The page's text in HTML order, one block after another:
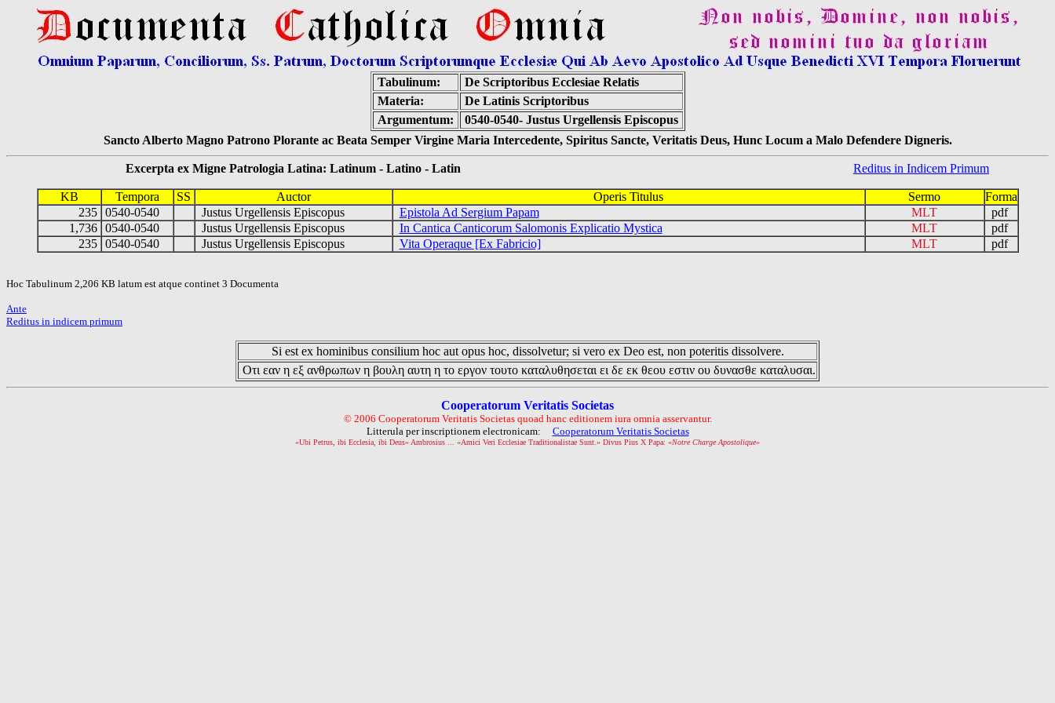
Tabulinum:
De Scriptoribus Ecclesiae Relatis
Materia:
De Latinis Scriptoribus
Argumentum:
0540-0540- Justus Urgellensis Episcopus
Sancto Alberto Magno Patrono Plorante ac Beata Semper Virgine Maria Intercedente, Spiritus Sancte, Veritatis Deus, Hunc Locum a Malo Defendere Digneris.
Excerpta ex Migne Patrologia Latina: Latinum - Latino - Latin Reditus in Indicem Primum
KB Tempora SS Auctor Operis Titulus Sermo
Forma
235 0540-0540 Justus Urgellensis Episcopus Epistola Ad Sergium Papam MLT
pdf
1,736 0540-0540 Justus Urgellensis Episcopus In Cantica Canticorum Salomonis Explicatio Mystica MLT
pdf
235 0540-0540 Justus Urgellensis Episcopus Vita Operaque [Ex Fabricio] MLT pdf
Hoc Tabulinum 2,206 KB latum est atque continet 3 Documenta
Ante
Reditus in indicem primum
Si est ex hominibus consilium hoc aut opus hoc, dissolvetur; si vero ex Deo est, non poteritis dissolvere.
Οτι εαν η εξ ανθρωπων η βουλη αυτη η το εργον τουτο καταλυθησεται ει δε εκ θεου εστιν ου δυνασθε καταλυσαι.
Cooperatorum Veritatis Societas
© 2006 Cooperatorum Veritatis Societas quoad hanc editionem iura omnia asservantur.
Litterula per inscriptionem electronicam: Cooperatorum Veritatis Societas
«Ubi Petrus, ibi Ecclesia, ibi Deus» Ambrosius ... «Amici Veri Ecclesiae Traditionalistae Sunt.» Divus Pius X Papa: «Notre Charge Apostolique»